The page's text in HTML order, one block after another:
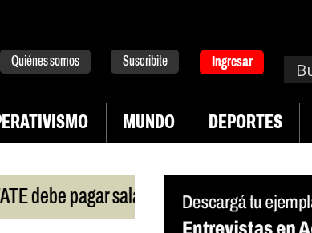
Quiénes somos Suscribite Ingresar
MUNDO DEPORTES
pagar salarios | Plan de lucha de UTEP |